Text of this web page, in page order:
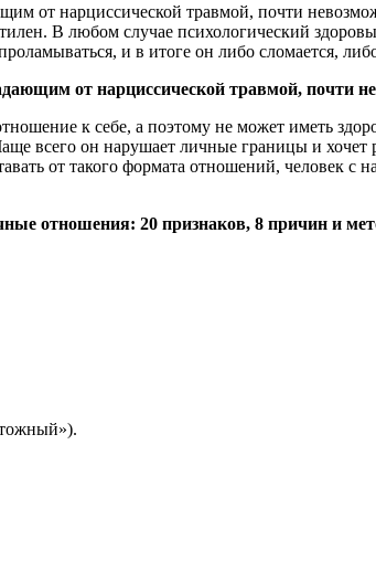
от нарциссической травмой, почти
В любом случае психологический
и в итоге он либо сломается,
от нарциссической травмой, почти
к себе, а поэтому не может иметь
всего он нарушает личные границы и хочет
от такого формата отношений, человек
отношения: 20 признаков, 8 причин и